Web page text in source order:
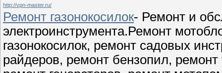
http://vpn-master.ru/
Ремонт газонокосилок- Ремонт и
электроинструмента.Ремонт
газонокосилок, ремонт садовых
райдеров, ремонт бензопил,